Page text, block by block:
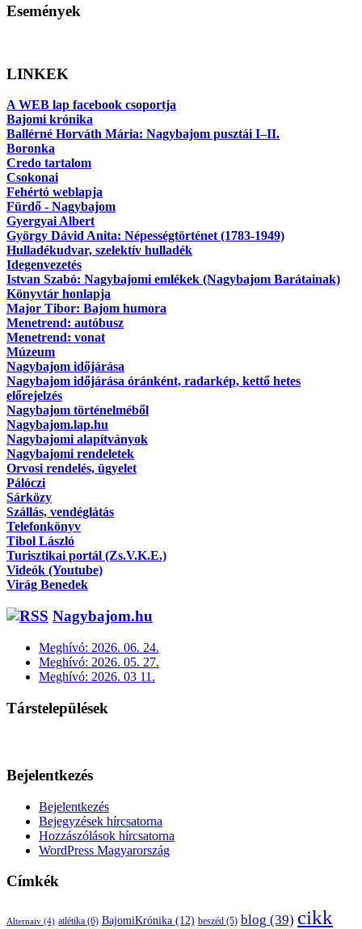
Események
LINKEK
A WEB lap facebook csoportja
Bajomi krónika
Ballérné Horváth Mária: Nagybajom pusztái I–II.
Boronka
Credo tartalom
Csokonai
Fehértó weblapja
Fürdő - Nagybajom
Gyergyai Albert
György Dávid Anita: Népességtörténet (1783-1949)
Hulladékudvar, szelektív hulladék
Idegenvezetés
Istvan Szabó: Nagybajomi emlékek (Nagybajom Barátainak)
Könyvtár honlapja
Major Tibor: Bajom humora
Menetrend: autóbusz
Menetrend: vonat
Múzeum
Nagybajom időjárása
Nagybajom időjárása óránként, radarkép, kettő hetes
előrejelzés
Nagybajom történelméből
Nagybajom.lap.hu
Nagybajomi alapítványok
Nagybajomi rendeletek
Orvosi rendelés, ügyelet
Pálóczi
Sárközy
Szállás, vendéglátás
Telefonkönyv
Tibol László
Turisztikai portál (Zs.V.K.E.)
Videók (Youtube)
Virág Benedek
Nagybajom.hu
Meghívó: 2026. 06. 24.
Meghívó: 2026. 05. 27.
Meghívó: 2026. 03 11.
Társtelepülések
Bejelentkezés
Bejelentkezés
Bejegyzések hírcsatorna
Hozzászólások hírcsatorna
WordPress Magyarország
Címkék
Alternaiv (4) atlétika (6) BajomiKrónika (12) beszéd (5) blog (39) cikk